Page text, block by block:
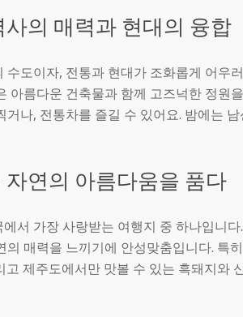
사의 매력과 현대의 융합
수도이자, 전통과 현대가 조화롭게 어우
아름다운 건축물과 함께 고즈넉한 정원
거나, 전통차를 즐길 수 있어요. 밤에는
연의 아름다움을 품다
서 가장 사랑받는 여행지 중 하나입니
의 매력을 느끼기에 안성맞춤입니다. 특
고 제주도에서만 맛볼 수 있는 흑돼지와